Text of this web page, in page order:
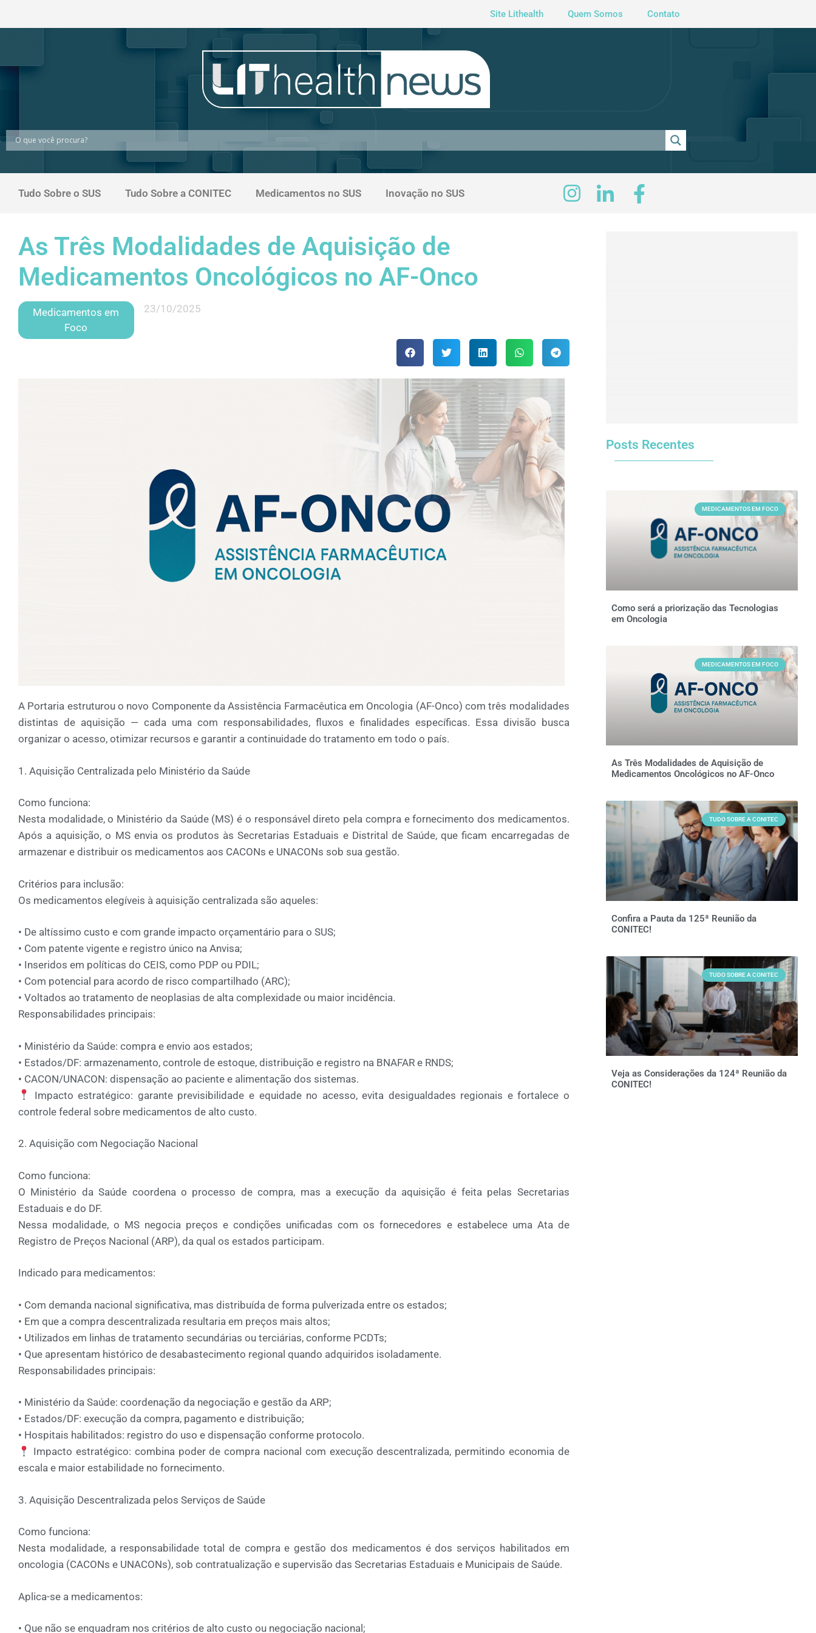
Site Lithealth Quem Somos Contato
Tudo Sobre o SUS Tudo Sobre a CONITEC Medicamentos no SUS Inovação no SUS
As Três Modalidades de Aquisição de
Medicamentos Oncológicos no AF-Onco
Medicamentos em
Foco
23/10/2025
A Portaria estruturou o novo Componente da Assistência Farmacêutica em Oncologia (AF-Onco) com três modalidades
distintas de aquisição — cada uma com responsabilidades, fluxos e finalidades específicas. Essa divisão busca
organizar o acesso, otimizar recursos e garantir a continuidade do tratamento em todo o país.
1. Aquisição Centralizada pelo Ministério da Saúde
Como funciona:
Nesta modalidade, o Ministério da Saúde (MS) é o responsável direto pela compra e fornecimento dos medicamentos.
Após a aquisição, o MS envia os produtos àsSecretarias Estaduais e Distrital de Saúde, que ficam encarregadas de
armazenar e distribuir os medicamentos aos CACONs e UNACONs sob sua gestão.
Critérios para inclusão:
Os medicamentos elegíveis à aquisição centralizada são aqueles:
• De altíssimo custo e com grande impacto orçamentário para o SUS;
• Com patente vigente e registro único na Anvisa;
• Inseridos em políticas do CEIS, como PDP ou PDIL;
• Com potencial para acordo de risco compartilhado (ARC);
• Voltados ao tratamento de neoplasias de alta complexidade ou maior incidência.
Responsabilidades principais:
• Ministério da Saúde: compra e envio aos estados;
• Estados/DF: armazenamento, controle de estoque, distribuição e registro na BNAFAR e RNDS;
• CACON/UNACON: dispensação ao paciente e alimentação dos sistemas.
Impacto estratégico: garante previsibilidade e equidade no acesso, evita desigualdades regionais e fortalece o
controle federal sobre medicamentos de alto custo.
2. Aquisição com Negociação Nacional
Como funciona:
O Ministério da Saúde coordena o processo de compra, mas aexecução da aquisição é feita pelas Secretarias
Estaduais e do DF.
Nessa modalidade, o MS negocia preços e condições unificadas com os fornecedores e estabelece uma Ata de
Registro de Preços Nacional (ARP), da qual os estados participam.
Indicado para medicamentos:
• Com demanda nacional significativa, mas distribuída de forma pulverizada entre os estados;
• Em que a compra descentralizada resultaria em preços mais altos;
• Utilizados em linhas de tratamento secundárias ou terciárias, conforme PCDTs;
• Que apresentam histórico de desabastecimento regional quando adquiridos isoladamente.
Responsabilidades principais:
• Ministério da Saúde: coordenação da negociação e gestão da ARP;
• Estados/DF: execução da compra, pagamento e distribuição;
• Hospitais habilitados: registro do uso e dispensação conforme protocolo.
Impacto estratégico: combina poder de compra nacional com execução descentralizada, permitindo economia de
escala e maior estabilidade no fornecimento.
3. Aquisição Descentralizada pelos Serviços de Saúde
Como funciona:
Nesta modalidade, a responsabilidade total de compra e gestão dos medicamentos é dos serviços habilitados em
oncologia (CACONs e UNACONs), sob contratualização e supervisão das Secretarias Estaduais e Municipais de Saúde.
Aplica-se a medicamentos:
• Que não se enquadram nos critérios de alto custo ou negociação nacional;
Posts Recentes
MEDICAMENTOS EM FOCO
Como será a priorização das Tecnologias
em Oncologia
MEDICAMENTOS EM FOCO
As Três Modalidades de Aquisição de
Medicamentos Oncológicos no AF-Onco
TUDO SOBRE A CONITEC
Confira a Pauta da 125ª Reunião da
CONITEC!
TUDO SOBRE A CONITEC
Veja as Considerações da 124ª Reunião da
CONITEC!